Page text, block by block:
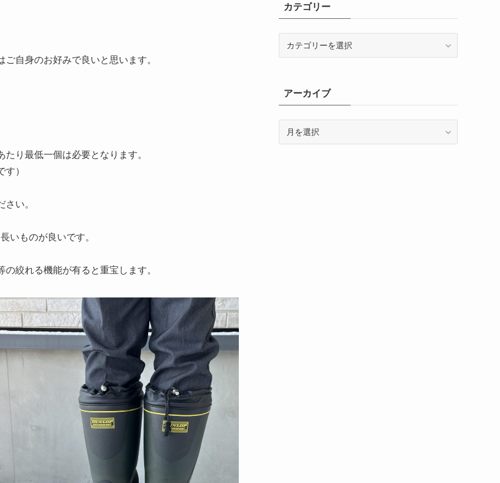
自身のお好みで良いと思います。
り最低一個は必要となります。
）
い。
いものが良いです。
絞れる機能が有ると重宝します。
カテゴリー
ーアーカイブ